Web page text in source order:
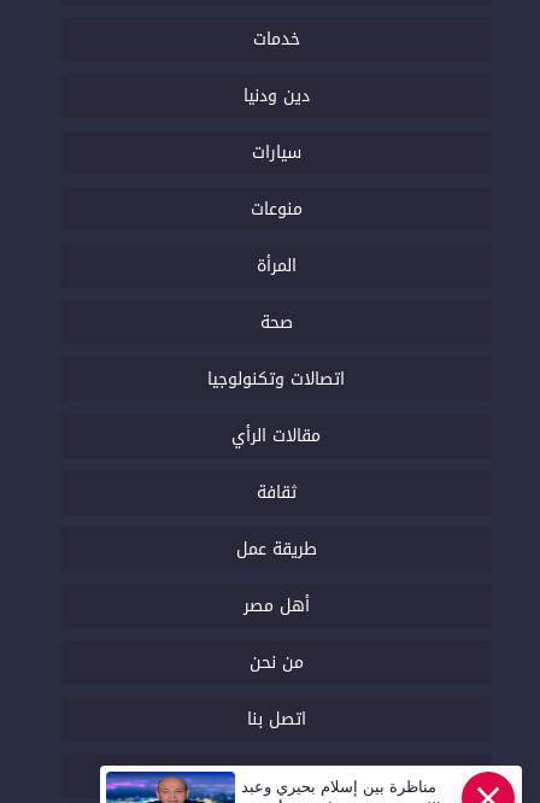
خدمات
دين ودنيا
سيارات
منوعات
المرأة
صحة
اتصالات وتكنولوجيا
مقالات الرأي
ثقافة
طريقة عمل
أهل مصر
من نحن
اتصل بنا
السياسة التحريرية
مناظرة بين إسلام بحيري وعبد